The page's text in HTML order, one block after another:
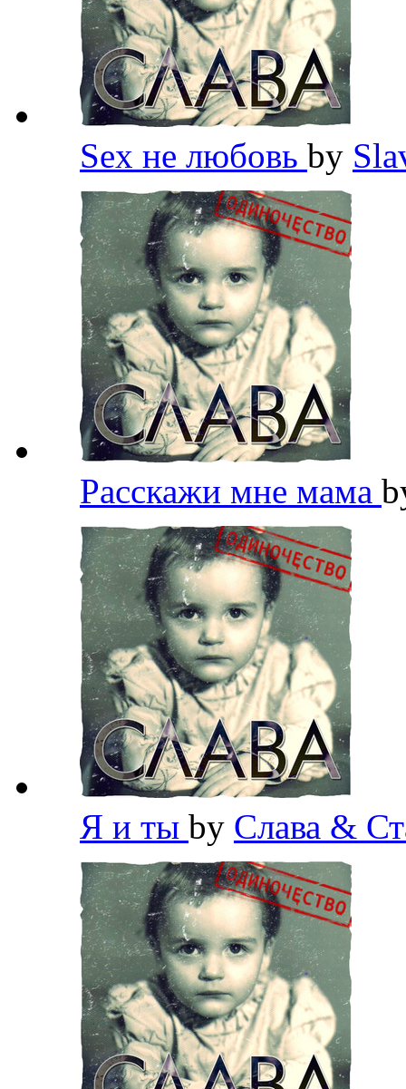
Sex не любовь by
Расскажи мне мама
Я и ты by Слава &